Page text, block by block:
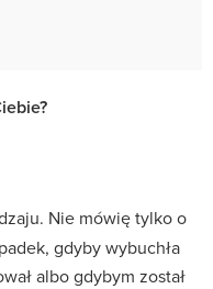
Nie mówię tylko o
gdyby wybuchła
albo gdybym został